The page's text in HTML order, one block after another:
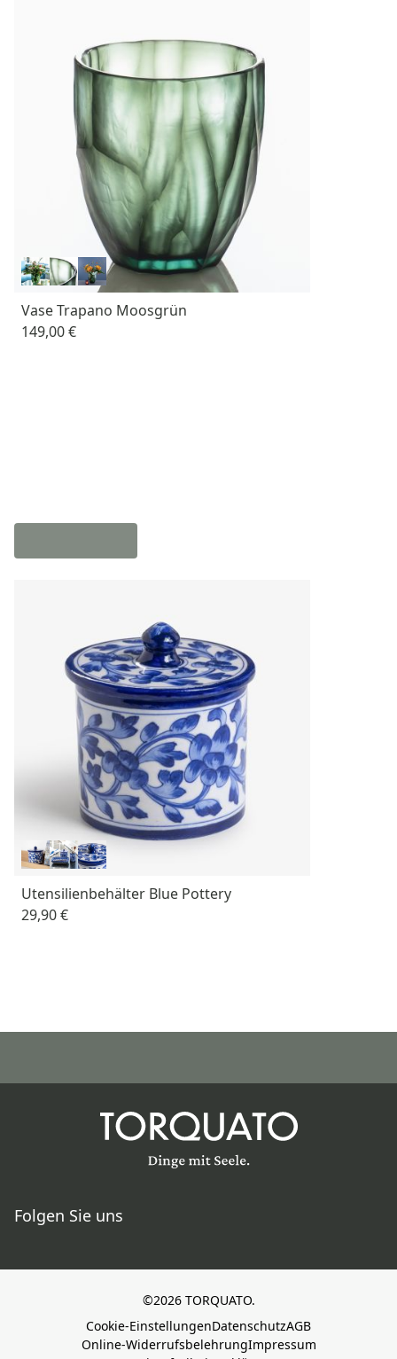
Vase Trapano Moosgrün
149,00 €
Utensilienbehälter Blue Pottery
29,90 €
Folgen Sie uns
©2026 TORQUATO.
Cookie-EinstellungenDatenschutzAGB
Online-WiderrufsbelehrungImpressum